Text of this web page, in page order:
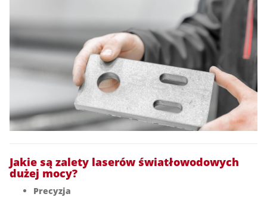
Jakie są zalety laserów światłowodowych
dużej mocy?
Precyzja